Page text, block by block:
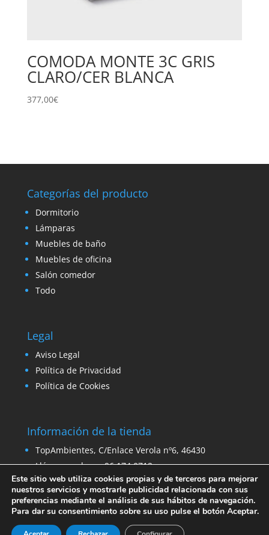
COMODA MONTE 3C GRIS
CLARO/CER BLANCA
377,00€
Categorías del producto
Dormitorio
Lámparas
Muebles de baño
Muebles de oficina
Salón comedor
Todo
Legal
Aviso Legal
Política de Privacidad
Política de Cookies
Información de la tienda
TopAmbientes, C/Enlace Verola nº6, 46430
Llámanos ahora: 96 174 0712
Email:ventas@venta-stock.com
Este sitio web utiliza cookies propias y de terceros para mejorar
nuestros servicios y mostrarle publicidad relacionada con sus
preferencias mediante el análisis de sus hábitos de navegación.
Para dar su consentimiento sobre su uso pulse el botón Aceptar.